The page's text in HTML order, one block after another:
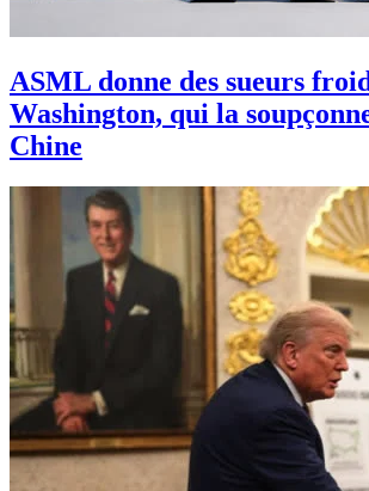
ASML donne des sueurs
Washington, qui la
Chine